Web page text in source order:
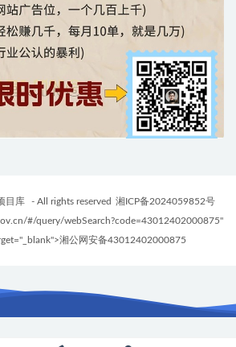
目库 - All rights reserved 湘ICP备2024059852号
#/query/webSearch?code=43012402000875"
湘公网安备43012402000875